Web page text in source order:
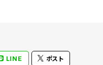
LINE ポスト